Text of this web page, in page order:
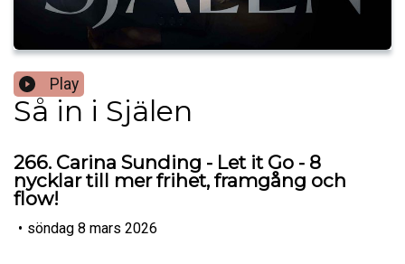
Play
Så in i Själen
266. Carina Sunding - Let it Go - 8
nycklar till mer frihet, framgång och
flow!
• söndag 8 mars 2026